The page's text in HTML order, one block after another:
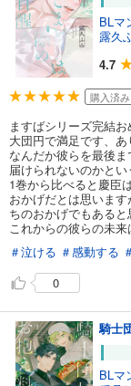
BLマ
露久
4.7
購入済み
ますばシリーズ完結
大団円で満足です、あ
なんだか彼らを最後
届けられないのかとい
1巻から比べると慶臣
おかげだとは思いま
ちのおかげでもあると
これからの彼らの未来
＃泣ける ＃感動する
0
BLマ